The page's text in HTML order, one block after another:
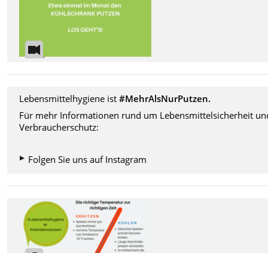
Lebensmittelhygiene ist#MehrAlsNurPutzen.
Für mehr Informationen rund um Lebensmittelsicherheit
Verbraucherschutz:
Folgen Sie uns auf Instagram